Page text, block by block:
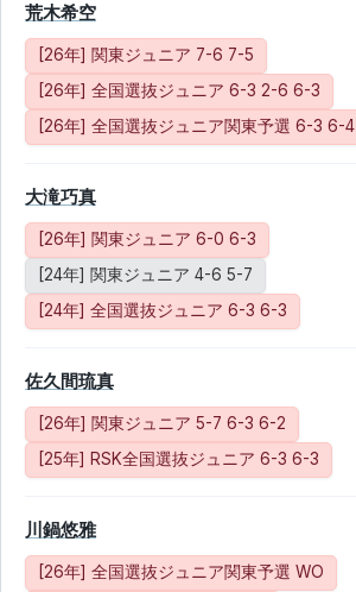
荒木希空
[26年] 関東ジュニア 7-6 7-5
[26年] 全国選抜ジュニア 6-3 2-6 6-3
[26年] 全国選抜ジュニア関東予選 6-3 6-4
大滝巧真
[26年] 関東ジュニア 6-0 6-3
[24年] 関東ジュニア 4-6 5-7
[24年] 全国選抜ジュニア 6-3 6-3
佐久間琉真
[26年] 関東ジュニア 5-7 6-3 6-2
[25年] RSK全国選抜ジュニア 6-3 6-3
川鍋悠雅
[26年] 全国選抜ジュニア関東予選 WO